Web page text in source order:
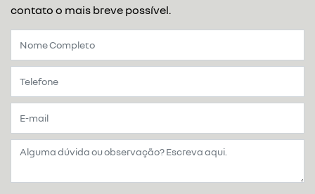
contato o mais breve possível.